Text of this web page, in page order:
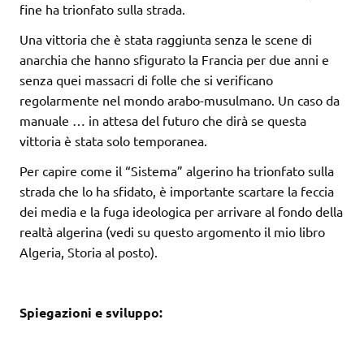
fine ha trionfato sulla strada.
Una vittoria che è stata raggiunta senza le scene di
anarchia che hanno sfigurato la Francia per due anni e
senza quei massacri di folle che si verificano
regolarmente nel mondo arabo-musulmano. Un caso da
manuale … in attesa del futuro che dirà se questa
vittoria è stata solo temporanea.
Per capire come il “Sistema” algerino ha trionfato sulla
strada che lo ha sfidato, è importante scartare la feccia
dei media e la fuga ideologica per arrivare al fondo della
realtà algerina (vedi su questo argomento il mio libro
Algeria, Storia al posto).
Spiegazioni e sviluppo: